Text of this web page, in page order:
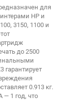
для
HP и
3150, 1100 и
до 2500
гарантирует
0.913 кг.
— 1 год, что